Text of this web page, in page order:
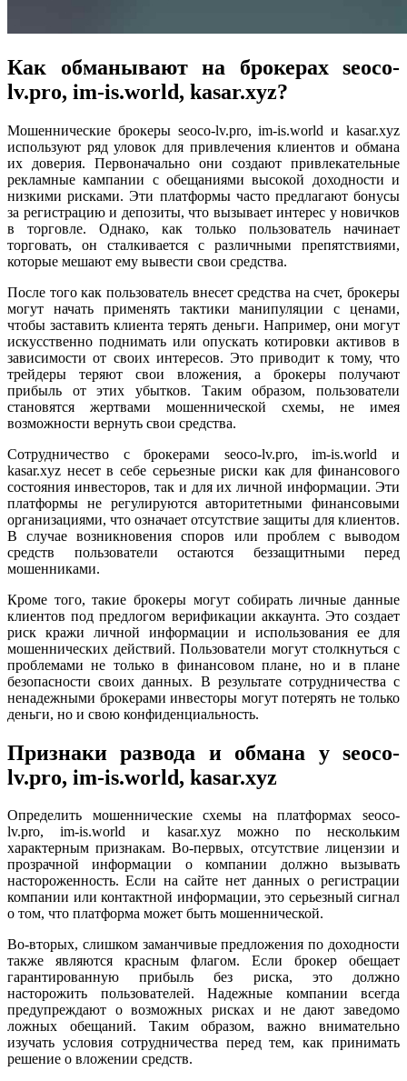
Как обманывают на брокерах seoco-
lv.pro, im-is.world, kasar.xyz?
Мошеннические брокеры seoco-lv.pro, im-is.world и kasar.xyz
используют ряд уловок для привлечения клиентов и обмана
их доверия. Первоначально они создают привлекательные
рекламные кампании с обещаниями высокой доходности и
низкими рисками. Эти платформы часто предлагают бонусы
за регистрацию и депозиты, что вызывает интерес у новичков
в торговле. Однако, как только пользователь начинает
торговать, он сталкивается с различными препятствиями,
которые мешают ему вывести свои средства.
После того как пользователь внесет средства на счет, брокеры
могут начать применять тактики манипуляции с ценами,
чтобы заставить клиента терять деньги. Например, они могут
искусственно поднимать или опускать котировки активов в
зависимости от своих интересов. Это приводит к тому, что
трейдеры теряют свои вложения, а брокеры получают
прибыль от этих убытков. Таким образом, пользователи
становятся жертвами мошеннической схемы, не имея
возможности вернуть свои средства.
Сотрудничество с брокерами seoco-lv.pro, im-is.world и
kasar.xyz несет в себе серьезные риски как для финансового
состояния инвесторов, так и для их личной информации. Эти
платформы не регулируются авторитетными финансовыми
организациями, что означает отсутствие защиты для клиентов.
В случае возникновения споров или проблем с выводом
средств пользователи остаются беззащитными перед
мошенниками.
Кроме того, такие брокеры могут собирать личные данные
клиентов под предлогом верификации аккаунта. Это создает
риск кражи личной информации и использования ее для
мошеннических действий. Пользователи могут столкнуться с
проблемами не только в финансовом плане, но и в плане
безопасности своих данных. В результате сотрудничества с
ненадежными брокерами инвесторы могут потерять не только
деньги, но и свою конфиденциальность.
Признаки развода и обмана у seoco-
lv.pro, im-is.world, kasar.xyz
Определить мошеннические схемы на платформах seoco-
lv.pro, im-is.world и kasar.xyz можно по нескольким
характерным признакам. Во-первых, отсутствие лицензии и
прозрачной информации о компании должно вызывать
настороженность. Если на сайте нет данных о регистрации
компании или контактной информации, это серьезный сигнал
о том, что платформа может быть мошеннической.
Во-вторых, слишком заманчивые предложения по доходности
также являются красным флагом. Если брокер обещает
гарантированную прибыль без риска, это должно
насторожить пользователей. Надежные компании всегда
предупреждают о возможных рисках и не дают заведомо
ложных обещаний. Таким образом, важно внимательно
изучать условия сотрудничества перед тем, как принимать
решение о вложении средств.